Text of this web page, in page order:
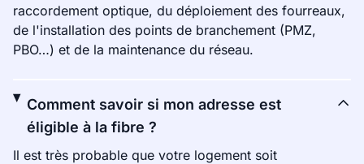
raccordement optique, du déploiement des fourreaux,
de l'installation des points de branchement (PMZ,
PBO…) et de la maintenance du réseau.
Comment savoir si mon adresse est
éligible à la fibre ?
Il est très probable que votre logement soit